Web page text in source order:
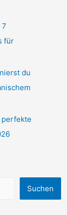
7
für
du
perfekte
Suchen